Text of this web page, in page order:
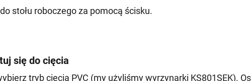
stołu roboczego za pomocą ścisku.
się do cięcia
tryb cięcia PVC (my użyliśmy wyrzynarki KS801SEK).